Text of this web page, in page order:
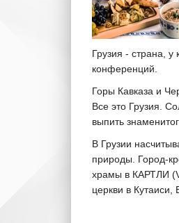
Грузия - страна,
конференций.
Горы Кавказа и
Все это Грузия.
выпить
В Грузии
природы. Город-
храмы в КАРТЛИ
церкви в